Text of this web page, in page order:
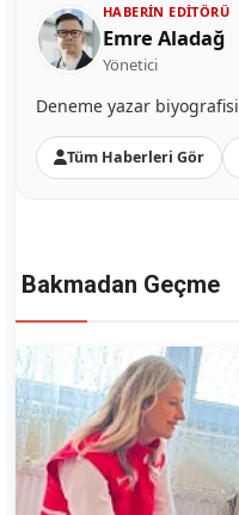
HABERIN EDITÖRÜ
Emre Aladağ
Yönetici
Deneme yazar biyografisi
Tüm Haberleri Gör
Bakmadan Geçme